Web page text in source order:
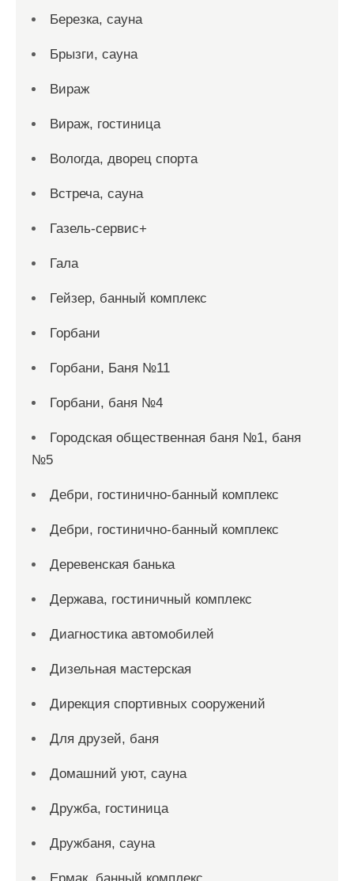
Березка, сауна
Брызги, сауна
Вираж
Вираж, гостиница
Вологда, дворец спорта
Встреча, сауна
Газель-сервис+
Гала
Гейзер, банный комплекс
Горбани
Горбани, Баня №11
Горбани, баня №4
Городская общественная баня №1, баня
№5
Дебри, гостинично-банный комплекс
Дебри, гостинично-банный комплекс
Деревенская банька
Держава, гостиничный комплекс
Диагностика автомобилей
Дизельная мастерская
Дирекция спортивных сооружений
Для друзей, баня
Домашний уют, сауна
Дружба, гостиница
Дружбаня, сауна